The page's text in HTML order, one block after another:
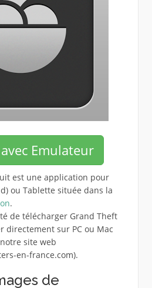
Emulateur
est une application pour
ou Tablette située dans la
.
de télécharger Grand Theft
directement sur PC ou Mac
site web
en-france.com).
de